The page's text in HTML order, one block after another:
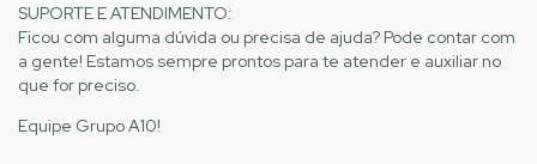
SUPORTE E ATENDIMENTO:
Ficou com alguma dúvida ou precisa de ajuda? Pode contar com
a gente! Estamos sempre prontos para te atender e auxiliar no
que for preciso.
Equipe Grupo A10!